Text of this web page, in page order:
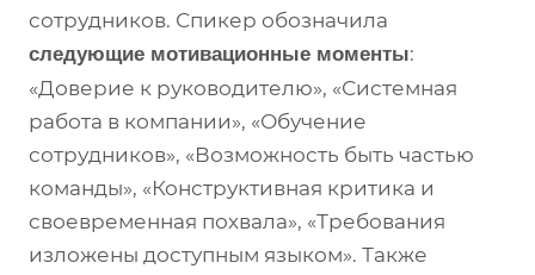
сотрудников. Спикер обозначила
следующие мотивационные моменты:
«Доверие к руководителю», «Системная
работа в компании», «Обучение
сотрудников», «Возможность быть частью
команды», «Конструктивная критика и
своевременная похвала», «Требования
изложены доступным языком». Также